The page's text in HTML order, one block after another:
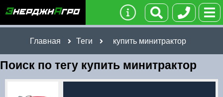
Главная Теги купить минитрактор
Поиск по тегу купить минитрактор